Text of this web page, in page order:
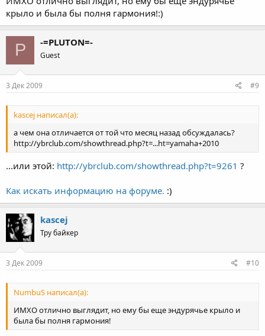
крыло и была бы полня гармония!:)
P -=PLUTON=-
Guest
3 Дек 2009 #9
kascej написал(а):
а чем она отличается от той что месяц назад обсуждалась?
http://ybrclub.com/showthread.php?t=...ht=yamaha+2010
...или этой: http://ybrclub.com/showthread.php?t=9261 ?
Как искать информацию на форуме. :)
kascej
Тру байкер
3 Дек 2009 #10
NumbuS написал(а):
ИМХО отлично выглядит, но ему бы еще эндурячье крыло и
была бы полня гармония!